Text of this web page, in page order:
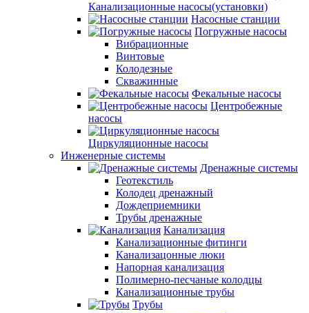
Канализационные насосы(установки)
Насосные станции
Погружные насосы
Вибрационные
Винтовые
Колодезные
Скважинные
Фекальные насосы
Центробежные
насосы
Циркуляционные насосы
Инженерные системы
Дренажные системы
Геотекстиль
Колодец дренажный
Дождеприемники
Трубы дренажные
Канализация
Канализационные фитинги
Канализацонные люки
Напорная канализация
Полимерно-песчаные колодцы
Канализационные трубы
Трубы